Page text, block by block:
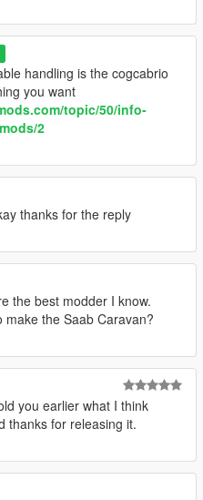
handling is the cogcabrio
you want
topic/50/info-
2
thanks for the reply
the best modder I know.
the Saab Caravan?
you earlier what I think
thanks for releasing it.